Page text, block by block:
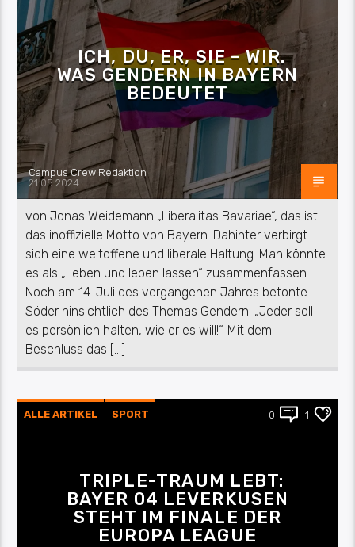
ICH, DU, ER, SIE – WIR.
WAS GENDERN IN BAYERN
BEDEUTET
Campus Crew Redaktion
21.05.2024
von Jonas Weidemann „Liberalitas Bavariae“, das ist
das inoffizielle Motto von Bayern. Dahinter verbirgt
sich eine weltoffene und liberale Haltung. Man könnte
es als „Leben und leben lassen“ zusammenfassen.
Noch am 14. Juli des vergangenen Jahres betonte
Söder hinsichtlich des Themas Gendern: „Jeder soll
es persönlich halten, wie er es will!“. Mit dem
Beschluss das […]
ALLE ARTIKEL SPORT 0 1
TRIPLE-TRAUM LEBT:
BAYER 04 LEVERKUSEN
STEHT IM FINALE DER
EUROPA LEAGUE